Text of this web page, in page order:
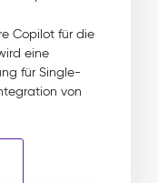
Copilot für die
eine
für Single-
von